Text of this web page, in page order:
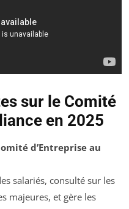
sur le Comité
en 2025
d’Entreprise au
salariés, consulté sur les
majeures, et gère les